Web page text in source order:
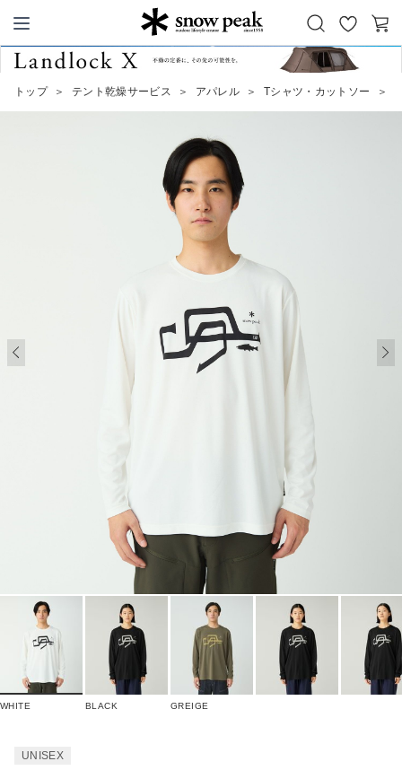
Snow Peak
お
気
カ
トップ ＞ テント乾燥サービス ＞ アパレル ＞ Tシャツ・カットソー ＞
WHITE BLACK GREIGE
UNISEX